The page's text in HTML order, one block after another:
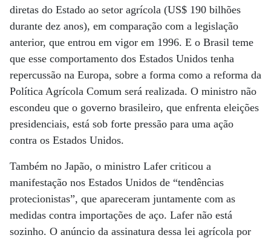
diretas do Estado ao setor agrícola (US$ 190 bilhões
durante dez anos), em comparação com a legislação
anterior, que entrou em vigor em 1996. E o Brasil teme
que esse comportamento dos Estados Unidos tenha
repercussão na Europa, sobre a forma como a reforma da
Política Agrícola Comum será realizada. O ministro não
escondeu que o governo brasileiro, que enfrenta eleições
presidenciais, está sob forte pressão para uma ação
contra os Estados Unidos.
Também no Japão, o ministro Lafer criticou a
manifestação nos Estados Unidos de “tendências
protecionistas”, que apareceram juntamente com as
medidas contra importações de aço. Lafer não está
sozinho. O anúncio da assinatura dessa lei agrícola por